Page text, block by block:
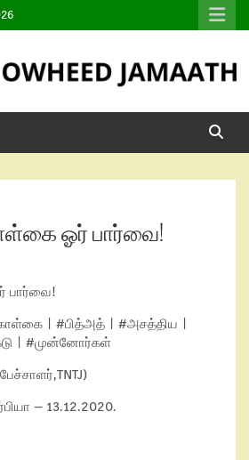
ஓர் பார்வை!
பார்வை!
| #பித்அத்​ | #அசத்திய​ |
| #முன்னோர்கள்​
– 13.12.2020.